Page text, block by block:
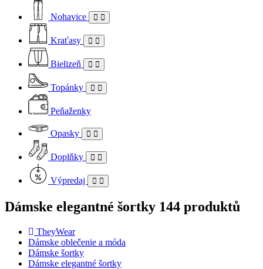
Nohavice
Kraťasy
Bielizeň
Topánky
Peňaženky
Opasky
Doplňky
Výpredaj
Dámske elegantné šortky 144 produktů
TheyWear
Dámske oblečenie a móda
Dámske šortky
Dámske elegantné šortky